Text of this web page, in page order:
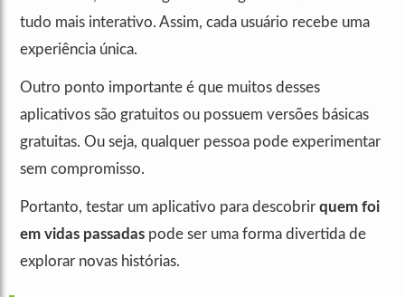
tudo mais interativo. Assim, cada usuário recebe uma
experiência única.
Outro ponto importante é que muitos desses
aplicativos são gratuitos ou possuem versões básicas
gratuitas. Ou seja, qualquer pessoa pode experimentar
sem compromisso.
Portanto, testar um aplicativo para descobrir quem foi
em vidas passadas pode ser uma forma divertida de
explorar novas histórias.